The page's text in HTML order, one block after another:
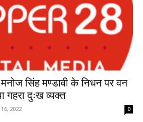
मनोज सिंह मण्डावी के निधन पर वन
गहरा दुःख व्यक्त
2022 0